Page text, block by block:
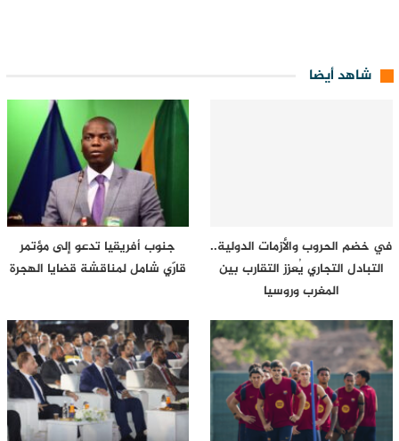
شاهد أيضا
في خضم الحروب والأزمات الدولية..
التبادل التجاري يُعزز التقارب بين
المغرب وروسيا
جنوب أفريقيا تدعو إلى مؤتمر
قارّي شامل لمناقشة قضايا الهجرة